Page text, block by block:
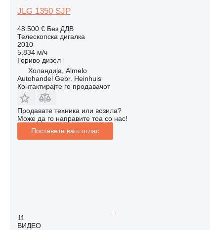
JLG 1350 SJP
48.500 € Без ДДВ
Телескопска дигалка
2010
5.834 м/ч
Гориво дизел
Холандија, Almelo
Autohandel Gebr. Heinhuis
Контактирајте го продавачот
Продавате техника или возила?
Може да го направите тоа со нас!
Поставете ваш оглас
11
ВИДЕО